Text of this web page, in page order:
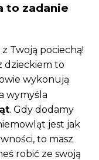
to zadanie
Twoją pociechą!
dzieckiem to
wykonują
wymyśla
. Gdy dodamy
jest jak
to masz
robić ze swoją